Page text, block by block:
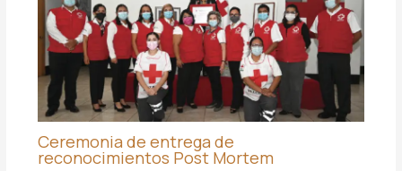
Ceremonia de entrega de
reconocimientos Post Mortem